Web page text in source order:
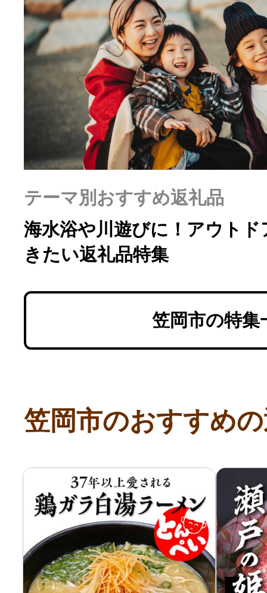
個人事業・フリーランス
ふるさと納税の基礎知識
10秒ぴったり診断
はじめるバイブルとは
よくあるご質問
テーマ別おすすめ返礼品
海水浴や川遊びに！アウトド
きたい返礼品特集
笠岡市の特集
笠岡市のおすすめ